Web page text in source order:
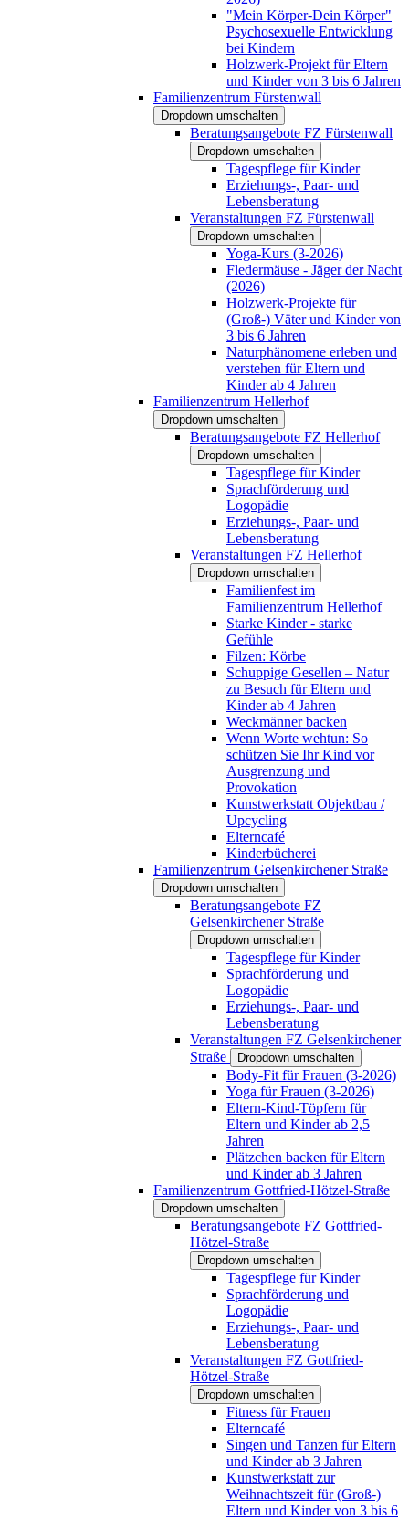
"Mein Körper-Dein Körper"
Psychosexuelle Entwicklung
bei Kindern
Holzwerk-Projekt für Eltern
und Kinder von 3 bis 6 Jahren
Familienzentrum Fürstenwall
Dropdown umschalten
Beratungsangebote FZ Fürstenwall
Dropdown umschalten
Tagespflege für Kinder
Erziehungs-, Paar- und
Lebensberatung
Veranstaltungen FZ Fürstenwall
Dropdown umschalten
Yoga-Kurs (3-2026)
Fledermäuse - Jäger der Nacht
(2026)
Holzwerk-Projekte für
(Groß-) Väter und Kinder von
3 bis 6 Jahren
Naturphänomene erleben und
verstehen für Eltern und
Kinder ab 4 Jahren
Familienzentrum Hellerhof
Dropdown umschalten
Beratungsangebote FZ Hellerhof
Dropdown umschalten
Tagespflege für Kinder
Sprachförderung und
Logopädie
Erziehungs-, Paar- und
Lebensberatung
Veranstaltungen FZ Hellerhof
Dropdown umschalten
Familienfest im
Familienzentrum Hellerhof
Starke Kinder - starke
Gefühle
Filzen: Körbe
Schuppige Gesellen – Natur
zu Besuch für Eltern und
Kinder ab 4 Jahren
Weckmänner backen
Wenn Worte wehtun: So
schützen Sie Ihr Kind vor
Ausgrenzung und
Provokation
Kunstwerkstatt Objektbau /
Upcycling
Elterncafé
Kinderbücherei
Familienzentrum Gelsenkirchener Straße
Dropdown umschalten
Beratungsangebote FZ
Gelsenkirchener Straße
Dropdown umschalten
Tagespflege für Kinder
Sprachförderung und
Logopädie
Erziehungs-, Paar- und
Lebensberatung
Veranstaltungen FZ Gelsenkirchener
Straße
Dropdown umschalten
Body-Fit für Frauen (3-2026)
Yoga für Frauen (3-2026)
Eltern-Kind-Töpfern für
Eltern und Kinder ab 2,5
Jahren
Plätzchen backen für Eltern
und Kinder ab 3 Jahren
Familienzentrum Gottfried-Hötzel-Straße
Dropdown umschalten
Beratungsangebote FZ Gottfried-
Hötzel-Straße
Dropdown umschalten
Tagespflege für Kinder
Sprachförderung und
Logopädie
Erziehungs-, Paar- und
Lebensberatung
Veranstaltungen FZ Gottfried-
Hötzel-Straße
Dropdown umschalten
Fitness für Frauen
Elterncafé
Singen und Tanzen für Eltern
und Kinder ab 3 Jahren
Kunstwerkstatt zur
Weihnachtszeit für (Groß-)
Eltern und Kinder von 3 bis 6